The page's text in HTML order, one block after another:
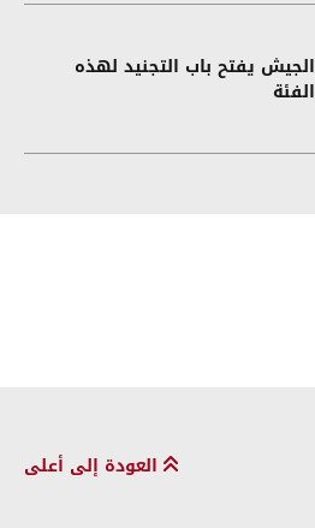
الجيش يفتح باب التجنيد لهذه
الفئة
العودة إلى أعلى